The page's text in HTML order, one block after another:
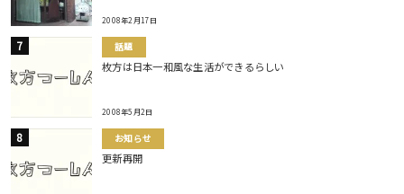
2008年2月17日
話題
枚方は日本一和風な生活ができるらしい
2008年5月2日
お知らせ
更新再開